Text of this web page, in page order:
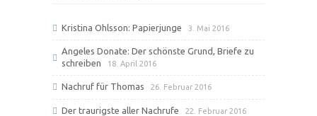
Kristina Ohlsson: Papierjunge 3. Mai 2016
Angeles Donate: Der schönste Grund, Briefe zu
schreiben
18. April 2016
Nachruf für Thomas 26. Februar 2016
Der traurigste aller Nachrufe 22. Februar 2016